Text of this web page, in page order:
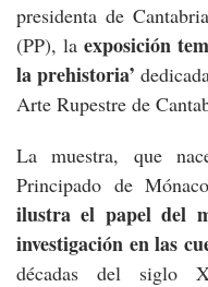
presidenta de
(PP), la exposición
la prehistoria’
Arte Rupestre de
La muestra, que
Principado de
ilustra el papel del
investigación en las
décadas del siglo